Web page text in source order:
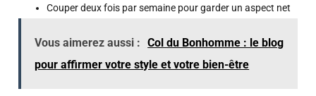
Couper deux fois par semaine pour garder un aspect net
Vous aimerez aussi : Col du Bonhomme : le blog
pour affirmer votre style et votre bien-être